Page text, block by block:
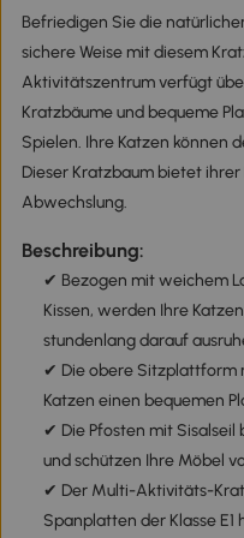
Befriedigen Sie die
sichere Weise mit diesem
Aktivitätszentrum verfügt
Kratzbäume und bequeme
Spielen. Ihre Katzen können
Dieser Kratzbaum bietet
Abwechslung.
Beschreibung:
✔ Bezogen mit weichem
Kissen, werden Ihre
stundenlang darauf
✔ Die obere Sitzplattform
Katzen einen bequemen
✔ Die Pfosten mit Sisalseil
und schützen Ihre Möbel
✔ Der Multi-Aktivitäts-
Spanplatten der Klasse E1